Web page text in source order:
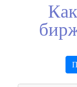
бирже криптовалют